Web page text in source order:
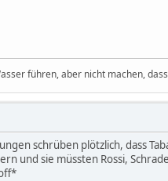
führen, aber nicht machen,
schrüben plötzlich, dass
und sie müssten Rossi,